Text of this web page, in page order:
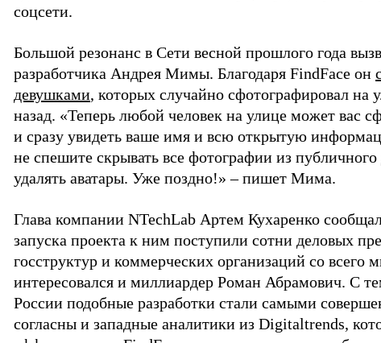
соцсети.
Большой резонанс в Сети весной прошлого года
разработчика Андрея Мимы. Благодаря FindFace он
девушками, которых случайно сфотографировал на
назад. «Теперь любой человек на улице может вас
и сразу увидеть ваше имя и всю открытую
не спешите скрывать все фотографии из публичного
удалять аватары. Уже поздно!» – пишет Мима.
Глава компании NTechLab Артем Кухаренко
запуска проекта к ним поступили сотни деловых
госструктур и коммерческих организаций со всего
интересовался и миллиардер Роман Абрамович. С
России подобные разработки стали самыми
согласны и западные аналитики из Digitaltrends,